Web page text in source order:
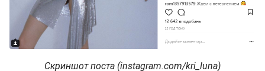
Скриншот поста (instagram.com/kri_luna)